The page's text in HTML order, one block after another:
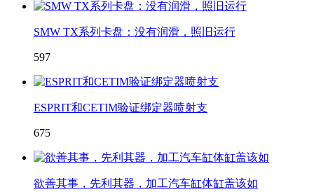
SMW TX系列卡盘：没有润滑，照旧运行
597
ESPRIT和CETIM验证绑定器喷射支
675
欲善其事，先利其器，加工汽车缸体缸盖该如